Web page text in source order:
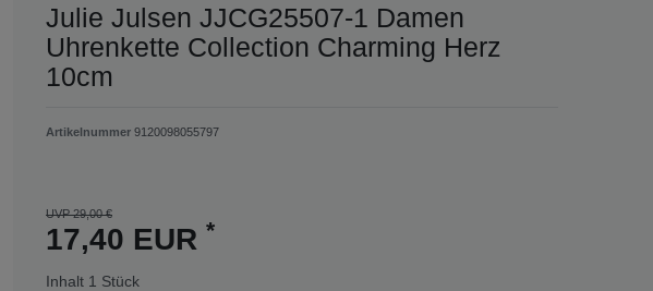
Julie Julsen JJCG25507-1 Damen
Uhrenkette Collection Charming Herz
10cm
Artikelnummer 9120098055797
UVP 29,00 €
17,40 EUR *
Inhalt 1 Stück